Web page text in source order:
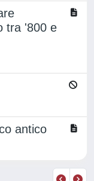
tra '800 e
antico